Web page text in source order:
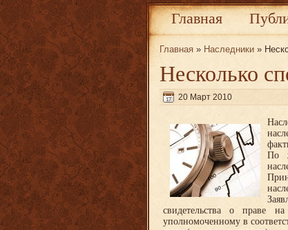
Главная
Главная » Наследники »
Несколько
20 Март 2010
По
свидетельства о праве
уполномоченному в